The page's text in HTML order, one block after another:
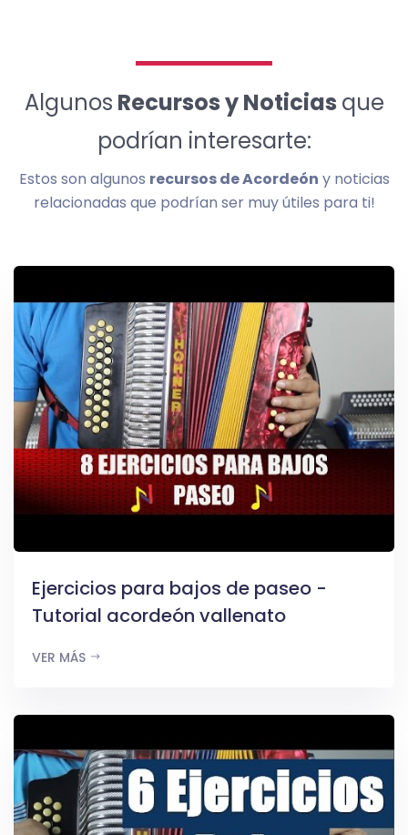
Algunos Recursos y Noticias que
podrían interesarte:
Estos son algunos recursos de Acordeón y noticias
relacionadas que podrían ser muy útiles para ti!
Ejercicios para bajos de paseo -
Tutorial acordeón vallenato
VER MÁS